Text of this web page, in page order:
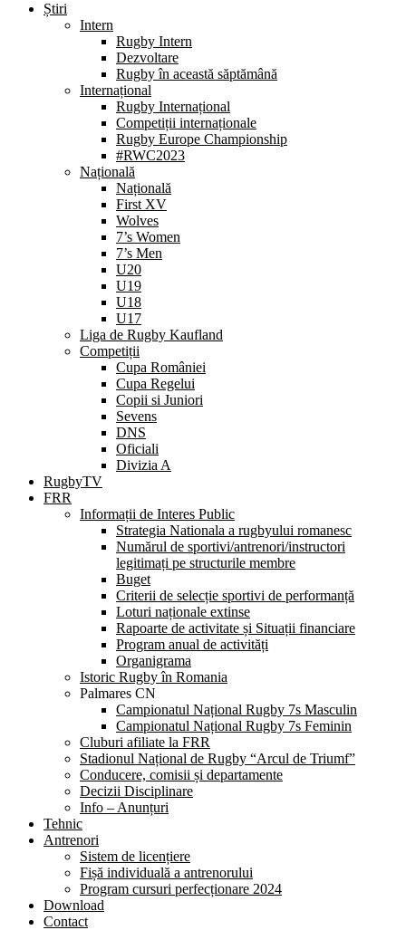
Știri
Intern
Rugby Intern
Dezvoltare
Rugby în această săptămână
Internațional
Rugby Internațional
Competiții internaționale
Rugby Europe Championship
#RWC2023
Națională
Națională
First XV
Wolves
7’s Women
7’s Men
U20
U19
U18
U17
Liga de Rugby Kaufland
Competiții
Cupa României
Cupa Regelui
Copii si Juniori
Sevens
DNS
Oficiali
Divizia A
RugbyTV
FRR
Informații de Interes Public
Strategia Nationala a rugbyului romanesc
Numărul de sportivi/antrenori/instructori
legitimați pe structurile membre
Buget
Criterii de selecție sportivi de performanță
Loturi naționale extinse
Rapoarte de activitate și Situații financiare
Program anual de activități
Organigrama
Istoric Rugby în Romania
Palmares CN
Campionatul Național Rugby 7s Masculin
Campionatul Național Rugby 7s Feminin
Cluburi afiliate la FRR
Stadionul Național de Rugby “Arcul de Triumf”
Conducere, comisii și departamente
Decizii Disciplinare
Info – Anunțuri
Tehnic
Antrenori
Sistem de licențiere
Fișă individuală a antrenorului
Program cursuri perfecționare 2024
Download
Contact